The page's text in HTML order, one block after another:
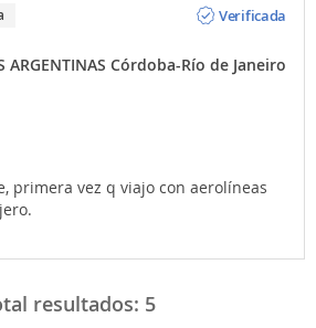
Verificada
ARGENTINAS Córdoba-Río de Janeiro
primera vez q viajo con aerolíneas
resultados: 5